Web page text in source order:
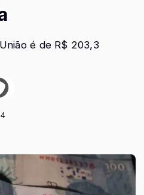
é de R$ 203,3